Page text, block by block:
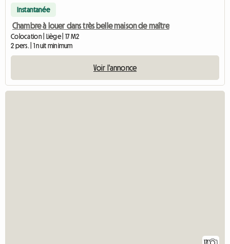
Instantanée
Chambre à louer dans très belle maison de maître
Colocation | Liège | 17 M2
2 pers. | 1 nuit minimum
Voir l'annonce
17